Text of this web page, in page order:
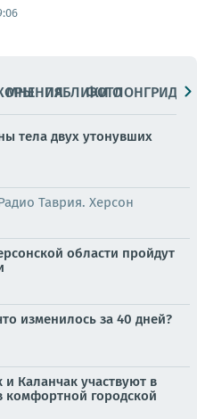
МНЕНИЯПАБЛИКИ
ФОТОЛОНГРИДЫ
тела двух утонувших
Таврия. Херсон
области пройдут
изменилось за 40 дней?
и Каланчак участвуют в
комфортной городской